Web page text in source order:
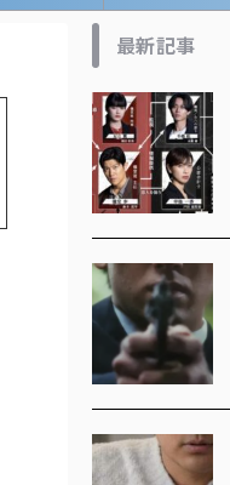
最新記事